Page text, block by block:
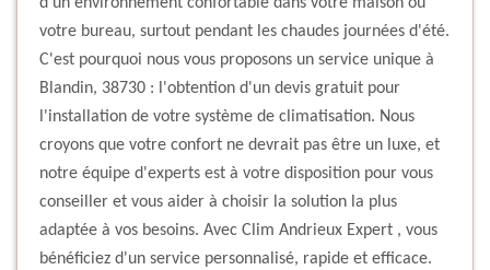
votre bureau, surtout pendant les chaudes journées d'été.
C'est pourquoi nous vous proposons un service unique à
Blandin, 38730 : l'obtention d'un devis gratuit pour
l'installation de votre système de climatisation. Nous
croyons que votre confort ne devrait pas être un luxe, et
notre équipe d'experts est à votre disposition pour vous
conseiller et vous aider à choisir la solution la plus
adaptée à vos besoins. Avec Clim Andrieux Expert , vous
bénéficiez d'un service personnalisé, rapide et efficace.